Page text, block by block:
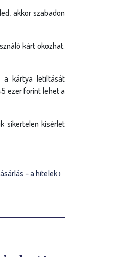
akkor szabadon
kárt okozhat.
a kártya letiltását
ezer forint lehet a
sikertelen kísérlet
– a hitelek ›